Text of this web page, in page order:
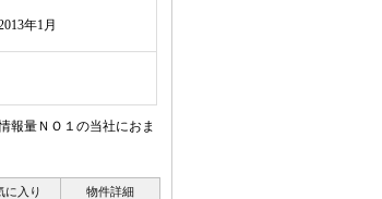
年1月
量ＮＯ１の当社におま
に入り 物件詳細